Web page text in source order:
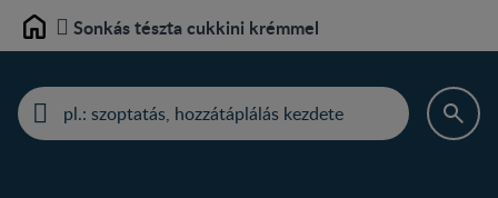
Home Sonkás tészta cukkini krémmel